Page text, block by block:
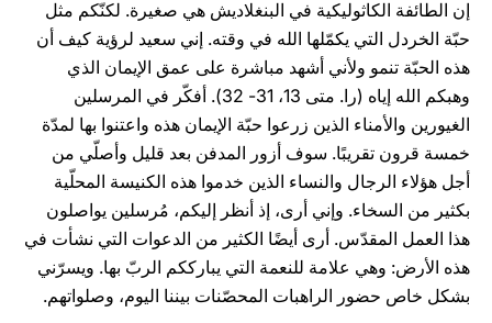
إن الطائفة الكاثوليكية في البنغلاديش هي صغيرة. لكنّكم مثل
حبّة الخردل التي يكمّلها الله في وقته. إني سعيد لرؤية كيف أن
هذه الحبّة تنمو ولأني أشهد مباشرة على عمق الإيمان الذي
وهبكم الله إياه (را. متى 13، 31- 32). أفكّر في المرسلين
الغيورين والأمناء الذين زرعوا حبّة الإيمان هذه واعتنوا بها لمدّة
خمسة قرون تقريبًا. سوف أزور المدفن بعد قليل وأصلّي من
أجل هؤلاء الرجال والنساء الذين خدموا هذه الكنيسة المحلّية
بكثير من السخاء. وإني أرى، إذ أنظر إليكم، مُرسلين يواصلون
هذا العمل المقدّس. أرى أيضًا الكثير من الدعوات التي نشأت في
هذه الأرض: وهي علامة للنعمة التي يبارككم الربّ بها. ويسرّني
بشكل خاص حضور الراهبات المحصّنات بيننا اليوم، وصلواتهم.